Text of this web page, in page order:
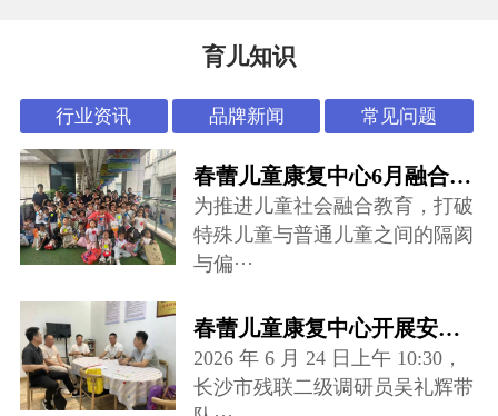
育儿知识
行业资讯 品牌新闻 常见问题
春蕾儿童康复中心6月融合活动：“怪可爱市集”开张啦~
为推进儿童社会融合教育，打破
特殊儿童与普通儿童之间的隔阂
与偏···
春蕾儿童康复中心开展安全专项督导检查
2026 年 6 月 24 日上午 10:30，
长沙市残联二级调研员吴礼辉带